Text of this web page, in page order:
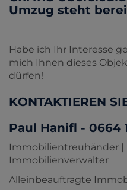
Umzug steht
Habe ich Ihr Interesse
mich Ihnen dieses
dürfen!
KONTAKTIEREN
Paul Hanifl - 0664
Immobilientreuhänder
Immobilienverwalter
Alleinbeauftragte